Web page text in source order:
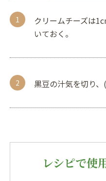
クリームチーズは
いておく。
黒豆の汁気を切り、
レシピで使